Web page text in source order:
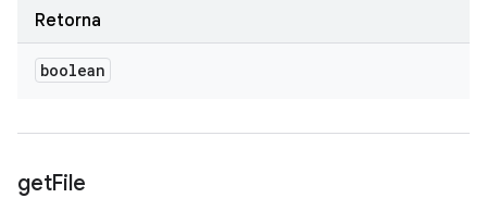
Retorna
boolean
getFile